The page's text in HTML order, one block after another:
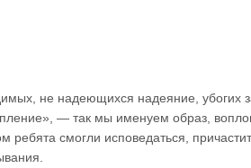
не надеющихся надеяние, убогих
— так мы именуем образ,
смогли исповедаться,